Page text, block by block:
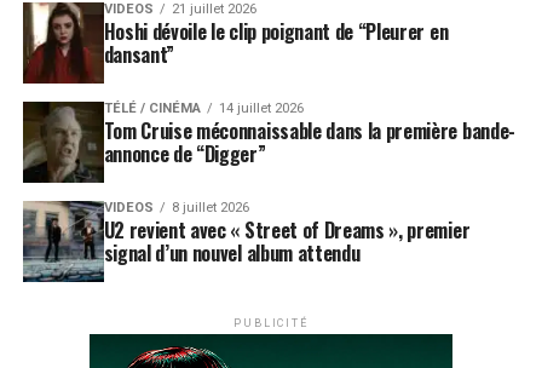
VIDEOS 21 juillet 2026
Hoshi dévoile le clip poignant de “Pleurer en
dansant”
TÉLÉ / CINÉMA 14 juillet 2026
Tom Cruise méconnaissable dans la première bande-
annonce de “Digger”
VIDEOS 8 juillet 2026
U2 revient avec « Street of Dreams », premier
signal d’un nouvel album attendu
PUBLICITÉ